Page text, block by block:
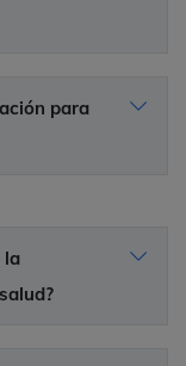
para
la